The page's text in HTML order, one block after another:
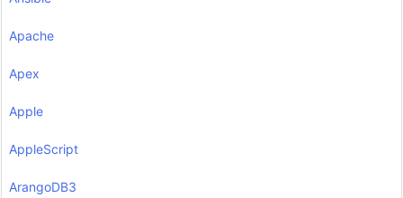
Apache
Apex
Apple
AppleScript
ArangoDB3